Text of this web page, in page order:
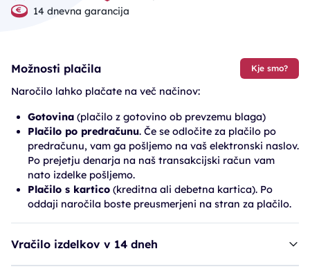
14 dnevna garancija
Možnosti plačila Kje smo?
Naročilo lahko plačate na več načinov:
Gotovina (plačilo z gotovino ob prevzemu blaga)
Plačilo po predračunu. Če se odločite za plačilo po
predračunu, vam ga pošljemo na vaš elektronski naslov.
Po prejetju denarja na naš transakcijski račun vam
nato izdelke pošljemo.
Plačilo s kartico (kreditna ali debetna kartica). Po
oddaji naročila boste preusmerjeni na stran za plačilo.
Vračilo izdelkov v 14 dneh